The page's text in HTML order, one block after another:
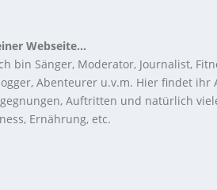
Webseite...
bin Sänger, Moderator, Journalist,
Abenteurer u.v.m. Hier findet ihr
Auftritten und natürlich
Ernährung, etc.